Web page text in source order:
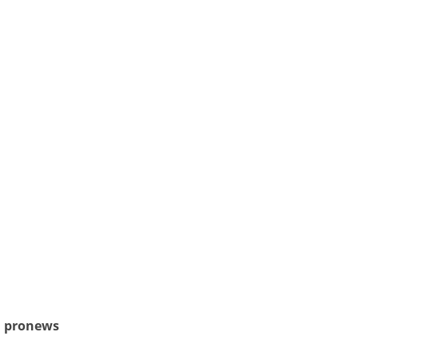
pronews